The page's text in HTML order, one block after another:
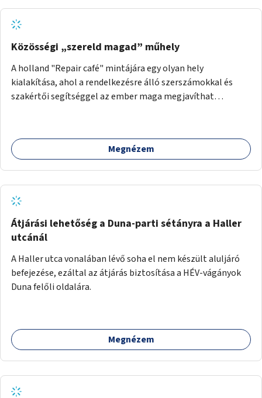
Közösségi „szereld magad” műhely
A holland "Repair café" mintájára egy olyan hely
kialakítása, ahol a rendelkezésre álló szerszámokkal és
szakértői segítséggel az ember maga megjavíthat
egymásnak, megosszák tudásukat.
Megnézem
Átjárási lehetőség a Duna-parti sétányra a Haller
utcánál
A Haller utca vonalában lévő soha el nem készült aluljáró
befejezése, ezáltal az átjárás biztosítása a HÉV-vágányok
Duna felőli oldalára.
Megnézem